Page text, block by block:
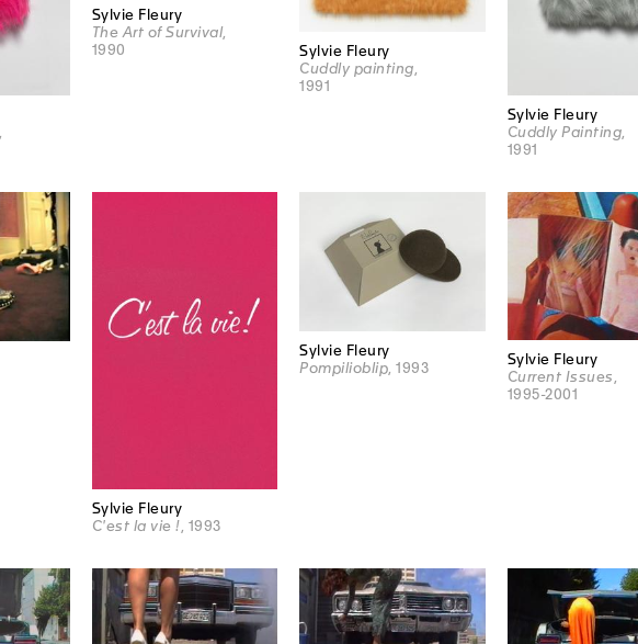
Sylvie Fleury
The Art of Survival,
1990
Sylvie Fleury
Cuddly painting,
1991
Sylvie Fleury
Cuddly Painting
1991
Sylvie Fleury
C'est la vie !, 1993
Sylvie Fleury
Pompilioblip , 1993
Sylvie Fleury
Current Issues
1995-2001